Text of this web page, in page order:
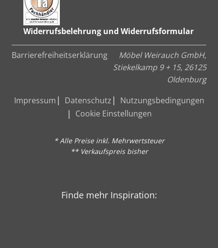
Widerrufsbelehrung und Widerrufsformular
Barrierefreiheitserklärung
Möbel Weirauch GmbH,
Stiekelkamp 9 + 15, 26125
Oldenburg
Impressum
Datenschutz
Nutzungsbedingungen
Cookie Einstellungen
* Alle Preise inkl. Mehrwertsteuer
** Verkaufspreis bisher
Finde mehr Inspiration: